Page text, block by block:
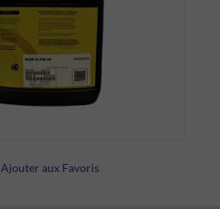
Ajouter aux Favoris